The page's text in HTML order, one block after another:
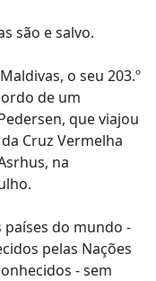
são e salvo.
o seu 203.º
de um
que viajou
Cruz Vermelha
na
do mundo -
pelas Nações
- sem